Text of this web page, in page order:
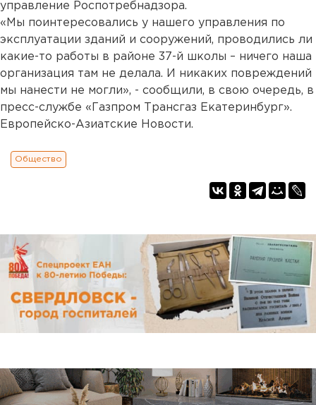
управление Роспотребнадзора.
«Мы поинтересовались у нашего управления по
эксплуатации зданий и сооружений, проводились ли
какие-то работы в районе 37-й школы – ничего наша
организация там не делала. И никаких повреждений
мы нанести не могли», - сообщили, в свою очередь, в
пресс-службе «Газпром Трансгаз Екатеринбург».
Европейско-Азиатские Новости.
Общество